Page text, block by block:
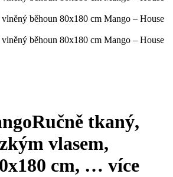
Ručně tkaný,
vlasem,
cm, … více